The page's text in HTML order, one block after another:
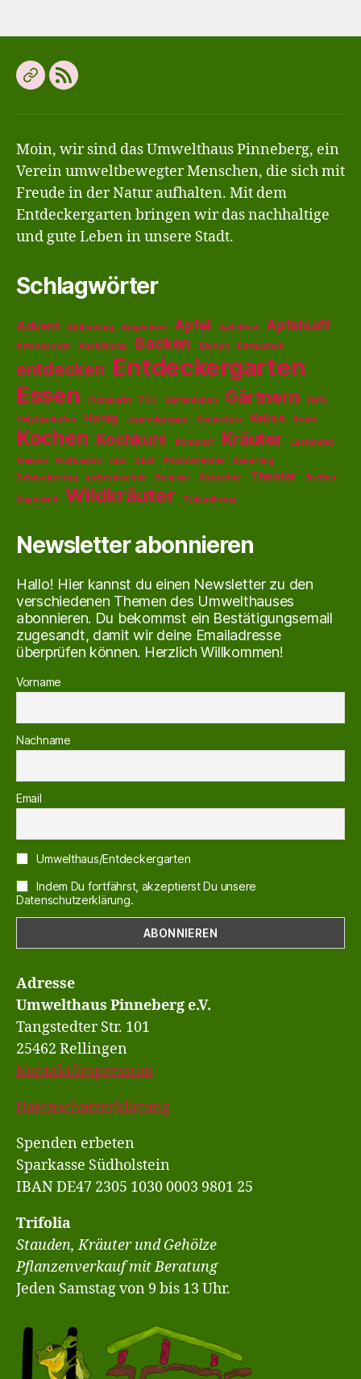
Offene
Kinder
&
Jugendliche
ab
8
Neue
Moin, wir sind das Umwelthaus Pinneberg, ein
Verein umweltbewegter Menschen, die sich mit
Freude in der Natur aufhalten. Mit dem
Entdeckergarten bringen wir das nachhaltige
und gute Leben in unsere Stadt.
Schlagwörter
Advent Aktionstag Amphibien Apfel Apfelfest Apfelsaft
Artenscouts Ausbildung Backen Bienen Einmachen
entdecken Entdeckergarten
Essen Flohmarkt FÖJ Gartenleben Gärtnern
Hefe
Holzbackofen
Honig Jugendgruppe Kaninchen Kekse Knick
Kochen Kochkurs Kompost Kräuter
Lastenrad
Meisen
Nistkasten nun Obst Pflanzenkohle
Sauerteig
Schmetterling
selbermachen Seminar Sträucher Theater Treffen
Vogelwelt Wildkräuter Zukunftstag
Newsletter abonnieren
Hallo! Hier kannst du einen Newsletter zu den
verschiedenen Themen des Umwelthauses
abonnieren. Du bekommst ein Bestätigungsemail
zugesandt, damit wir deine Emailadresse
überprüfen können. Herzlich Willkommen!
Vorname
Nachname
Email
Umwelthaus/Entdeckergarten
Indem Du fortfährst, akzeptierst Du unsere
Datenschutzerklärung.
Adresse
Umwelthaus Pinneberg e.V.
Tangstedter Str. 101
25462 Rellingen
Kontakt/Impressum
Datenschutzerklärung
Spenden erbeten
Sparkasse Südholstein
IBAN DE47 2305 1030 0003 9801 25
Trifolia
Stauden, Kräuter und Gehölze
Pflanzenverkauf mit Beratung
Jeden Samstag von 9 bis 13 Uhr.